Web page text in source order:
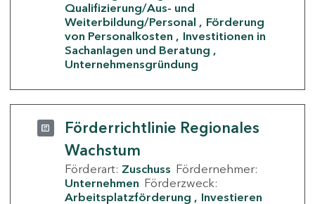
Qualifizierung/Aus- und
Weiterbildung/Personal
Förderung
von Personalkosten
Investitionen in
Sachanlagen und Beratung
Unternehmensgründung
Förderrichtlinie Regionales
Wachstum
Förderart: Zuschuss Fördernehmer:
Unternehmen Förderzweck:
Arbeitsplatzförderung
Investieren